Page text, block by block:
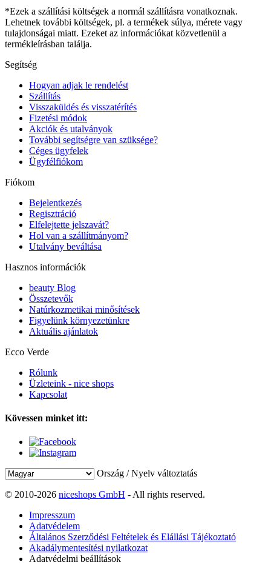
*Ezek a szállítási költségek a normál szállításra vonatkoznak.
Lehetnek további költségek, pl. a termékek súlya, mérete vagy
tulajdonságai miatt. Ezeket az információkat közvetlenül a
termékleírásban találja.
Segítség
Hogyan adjak le rendelést
Szállítás
Visszaküldés és visszatérítés
Fizetési módok
Akciók és utalványok
További segítségre van szüksége?
Céges ügyfelek
Ügyfélfiókom
Fiókom
Bejelentkezés
Regisztráció
Elfelejtette jelszavát?
Hol van a szállítmányom?
Utalvány beváltása
Hasznos információk
beauty Blog
Összetevők
Natúrkozmetikai minősítések
Figyelünk környezetünkre
Aktuális ajánlatok
Ecco Verde
Rólunk
Üzleteink - nice shops
Kapcsolat
Kövessen minket itt:
Ország / Nyelv változtatás
© 2010-2026 niceshops GmbH - All rights reserved.
Impresszum
Adatvédelem
Általános Szerződési Feltételek és Elállási Tájékoztató
Akadálymentesítési nyilatkozat
Adatvédelmi beállítások